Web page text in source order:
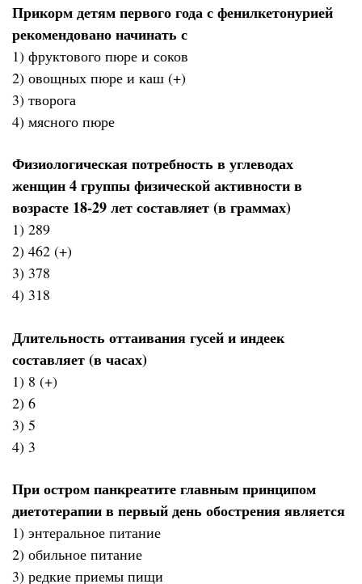
Прикорм детям первого года с фенилкетонурией
рекомендовано начинать с
1) фруктового пюре и соков
2) овощных пюре и каш (+)
3) творога
4) мясного пюре
Физиологическая потребность в углеводах
женщин 4 группы физической активности в
возрасте 18-29 лет составляет (в граммах)
1) 289
2) 462 (+)
3) 378
4) 318
Длительность оттаивания гусей и индеек
составляет (в часах)
1) 8 (+)
2) 6
3) 5
4) 3
При остром панкреатите главным принципом
диетотерапии в первый день обострения является
1) энтеральное питание
2) обильное питание
3) редкие приемы пищи